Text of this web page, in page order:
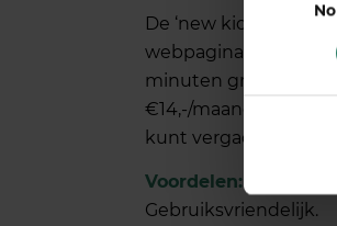
De ‘new kid in town’
webpagina woren
minuten gratis
€14,-/maand,
kunt vergaderen.
Voordelen:
Gebruiksvriendelijk.